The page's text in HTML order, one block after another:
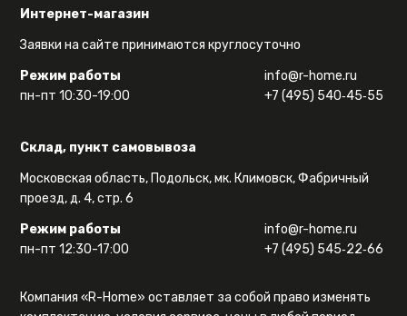
Интернет-магазин
Заявки на сайте принимаются круглосуточно
Режим работы
пн-пт 10:30-19:00
info@r-home.ru
+7 (495) 540‑45‑55
Склад, пункт самовывоза
Московская область, Подольск, мк. Климовск, Фабричный
проезд, д. 4, стр. 6
Режим работы
пн-пт 12:30-17:00
info@r-home.ru
+7 (495) 545‑22‑66
Компания «R-Home» оставляет за собой право изменять